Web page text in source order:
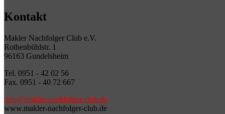
Kontakt
Makler Nachfolger Club e.V.
Rothenbühlstr. 1
96163 Gundelsheim
Tel. 0951 - 42 02 56
Fax. 0951 - 40 72 667
info@makler-nachfolger-club.de
www.makler-nachfolger-club.de